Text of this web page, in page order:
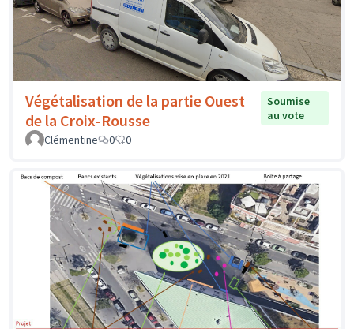
Végétalisation de la partie Ouest
de la Croix-Rousse
Soumise
au vote
Clémentine
0 0